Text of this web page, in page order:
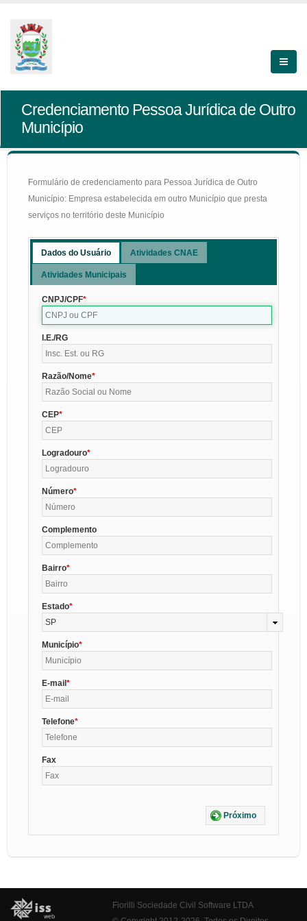
Credenciamento Pessoa Jurídica de Outro
Município
Formulário de credenciamento para Pessoa Jurídica de Outro
Município: Empresa estabelecida em outro Município que presta
serviços no território deste Município
Dados do Usuário Atividades CNAE
Atividades Municipais
CNPJ/CPF
I.E./RG
Razão/Nome
CEP
Logradouro
Número
Complemento
Bairro
Estado
SP
Município
E-mail
Telefone
Fax
Próximo
Fiorilli Sociedade Civil Software LTDA